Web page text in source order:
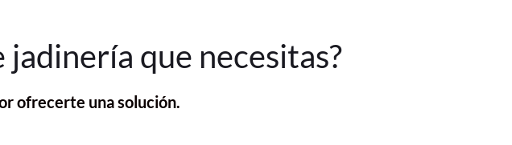
que necesitas?
ofrecerte una solución.